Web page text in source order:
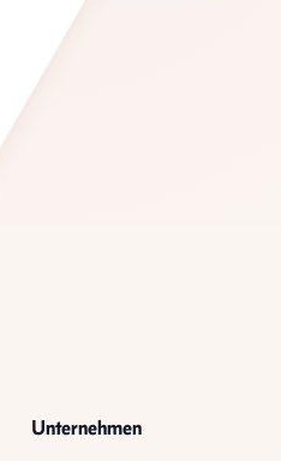
Unternehmen